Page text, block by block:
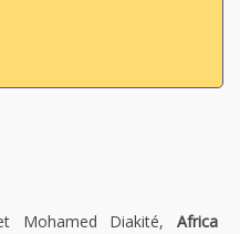
Mohamed Diakité, Africa